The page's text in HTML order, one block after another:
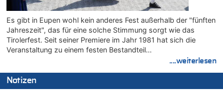
Es gibt in Eupen wohl kein anderes Fest außerhalb der "fünften
Jahreszeit", das für eine solche Stimmung sorgt wie das
Tirolerfest. Seit seiner Premiere im Jahr 1981 hat sich die
Veranstaltung zu einem festen Bestandteil…
....weiterlesen
Notizen